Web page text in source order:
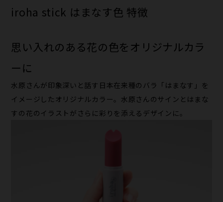
iroha stick はまなす色 特徴
思い入れのある花の色をオリジナルカラ
ーに
水原さんが印象深いと話す日本在来種のバラ「はまなす」を
イメージしたオリジナルカラー。水原さんのサインとはまな
すの花のイラストがさらに彩りを添えるデザインに。